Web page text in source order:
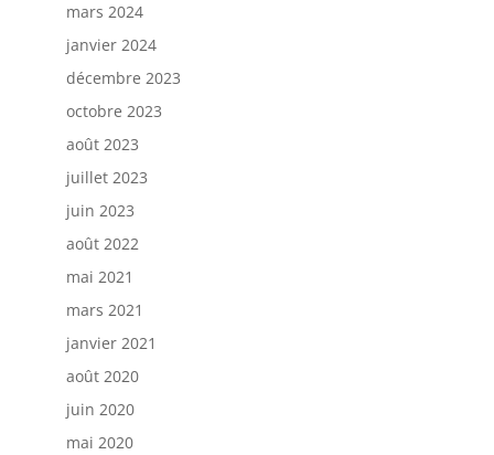
mars 2024
janvier 2024
décembre 2023
octobre 2023
août 2023
juillet 2023
juin 2023
août 2022
mai 2021
mars 2021
janvier 2021
août 2020
juin 2020
mai 2020